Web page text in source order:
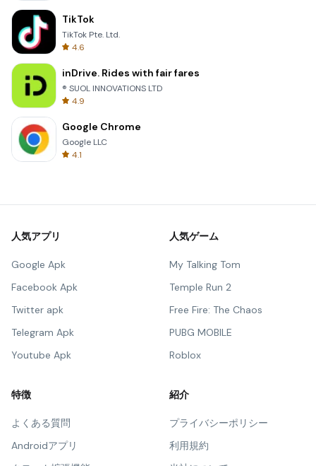
TikTok
TikTok Pte. Ltd.
4.6
inDrive. Rides with fair fares
® SUOL INNOVATIONS LTD
4.9
Google Chrome
Google LLC
4.1
人気アプリ
Google Apk
Facebook Apk
Twitter apk
Telegram Apk
Youtube Apk
人気ゲーム
My Talking Tom
Temple Run 2
Free Fire: The Chaos
PUBG MOBILE
Roblox
特徴
よくある質問
Androidアプリ
紹介
プライバシーポリシー
利用規約